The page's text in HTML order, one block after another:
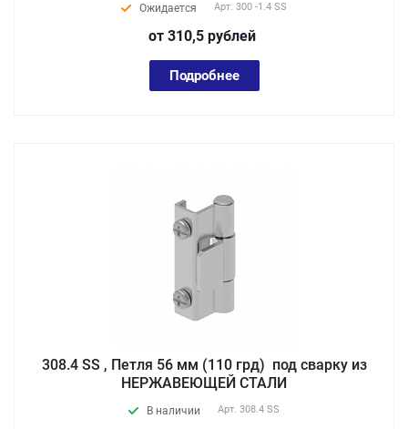
Ожидается Арт. 300 -1.4 SS
от 310,5 рублей
Подробнее
308.4 SS , Петля 56 мм (110 грд) под сварку из
НЕРЖАВЕЮЩЕЙ СТАЛИ
В наличии Арт. 308.4 SS